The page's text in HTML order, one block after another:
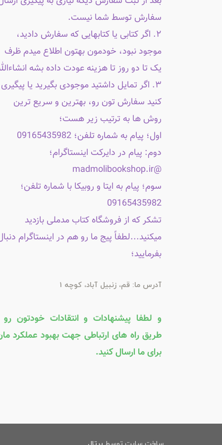
سفارش توسط شما نیست.
۲. اگر کتابی یا کتابهایی که سفارش دادید،
موجود نبود، خودمون بهتون اطلاع میدم ظرف
یک تا دو روز تا هزینه عودت داده بشه
۳. اگر تمایل داشتید موجودی بگیرید یا پیگیری
کنید سفارش تون رو، بهترین و سریع ترین
روش ها به ترتیب زیر هست؛
اول؛ پیام به شماره تلفن؛ 09165435982
دوم: پیام در دایرکت اینستاگرام؛
@madmolibookshop.ir
سوم؛ پیام به ایتا و روبیکا با شماره تلفن؛
09165435982
تشکر که از فروشگاه کتاب مدملی بازدید
میکنید...لطفاً پیج ما رو هم در اینستاگرام
بفرمایید؛
آدرس ما: قم، زنبیل آباد، کوچه 1
و لطفا پیشنهادات و انتقادات خودتون رو
طریق راه های ارتباطی جهت بهبود عملکرد
برای ما ارسال کنید.